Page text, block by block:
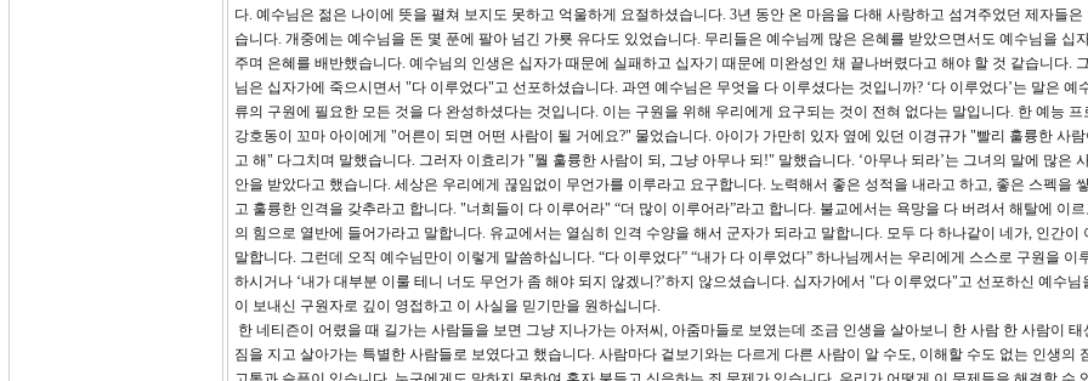
다. 예수님은 젊은 나이에 뜻을 펼쳐 보지도 못하고 억울하게 요절하셨습니다. 3년 동안 온 마음을 다해 사랑하고 섬겨주었던 제자들은
습니다. 개중에는 예수님을 돈 몇 푼에 팔아 넘긴 가룟 유다도 있었습니다. 무리들은 예수님께 많은 은혜를 받았으면서도 예수님을 십
주며 은혜를 배반했습니다. 예수님의 인생은 십자가 때문에 실패하고 십자기 때문에 미완성인 채 끝나버렸다고 해야 할 것 같습니다.
님은 십자가에 죽으시면서 "다 이루었다"고 선포하셨습니다. 과연 예수님은 무엇을 다 이루셨다는 것입니까? ‘다 이루었다’는 말은 예
류의 구원에 필요한 모든 것을 다 완성하셨다는 것입니다. 이는 구원을 위해 우리에게 요구되는 것이 전혀 없다는 말입니다. 한 예능 프
강호동이 꼬마 아이에게 "어른이 되면 어떤 사람이 될 거에요?" 물었습니다. 아이가 가만히 있자 옆에 있던 이경규가 "빨리 훌륭한 사
고 해" 다그치며 말했습니다. 그러자 이효리가 "뭘 훌륭한 사람이 되, 그냥 아무나 되!" 말했습니다. ‘아무나 되라’는 그녀의 말에 많은
안을 받았다고 했습니다. 세상은 우리에게 끊임없이 무언가를 이루라고 요구합니다. 노력해서 좋은 성적을 내라고 하고, 좋은 스펙을
고 훌륭한 인격을 갖추라고 합니다. "너희들이 다 이루어라" “더 많이 이루어라”라고 합니다. 불교에서는 욕망을 다 버려서 해탈에 이
의 힘으로 열반에 들어가라고 말합니다. 유교에서는 열심히 인격 수양을 해서 군자가 되라고 말합니다. 모두 다 하나같이 네가, 인간이
말합니다. 그런데 오직 예수님만이 이렇게 말씀하십니다. “다 이루었다” “내가 다 이루었다” 하나님께서는 우리에게 스스로 구원을 이
하시거나 ‘내가 대부분 이룰 테니 너도 무언가 좀 해야 되지 않겠니?’하지 않으셨습니다. 십자가에서 "다 이루었다"고 선포하신 예수님
이 보내신 구원자로 깊이 영접하고 이 사실을 믿기만을 원하십니다.
한 네티즌이 어렸을 때 길가는 사람들을 보면 그냥 지나가는 아저씨, 아줌마들로 보였는데 조금 인생을 살아보니 한 사람 한 사람이 태
짐을 지고 살아가는 특별한 사람들로 보였다고 했습니다. 사람마다 겉보기와는 다르게 다른 사람이 알 수도, 이해할 수도 없는 인생의